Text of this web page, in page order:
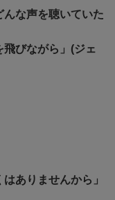
んな声を聴いていた
飛びながら」(ジェ
ありませんから」